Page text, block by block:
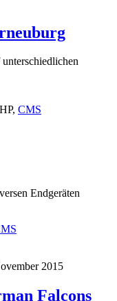
CMS
2015
Falcons